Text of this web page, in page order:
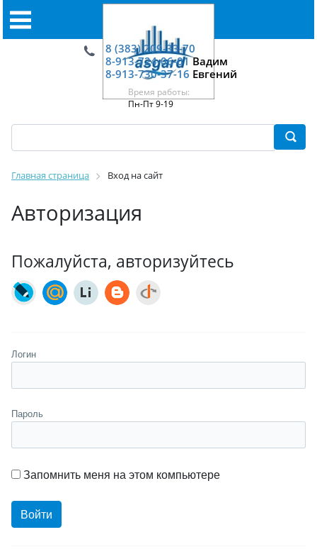
8 (383) 209-33-70
8-913-724-06-01Вадим
8-913-730-37-16 Евгений
Время работы:
Пн-Пт 9-19
Главная страница Вход на сайт
Авторизация
Пожалуйста, авторизуйтесь
Логин
Пароль
Запомнить меня на этом компьютере